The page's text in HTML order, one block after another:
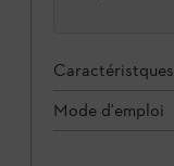
Caractéristques
Mode d'emploi